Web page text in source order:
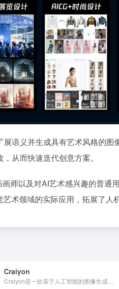
语义并生成具有艺术风格的图
从而快速迭代创意方案。
师以及对AI艺术感兴趣的普
术领域的实际应用，拓展了人
Craiyon